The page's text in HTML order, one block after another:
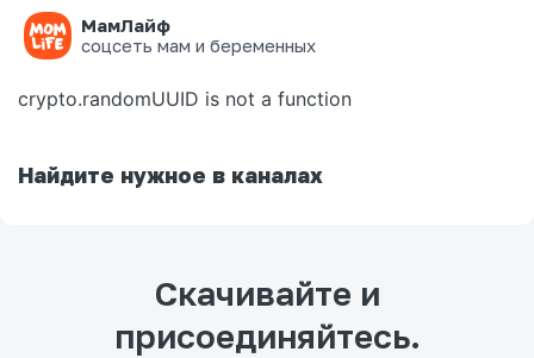
МамЛайф
соцсеть мам и беременных
Ошибка на странице
crypto.randomUUID is not a function
Найдите нужное в каналах
Скачивайте и
присоединяйтесь.